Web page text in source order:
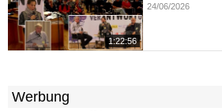
1:22:56
24/06/2026
Werbung